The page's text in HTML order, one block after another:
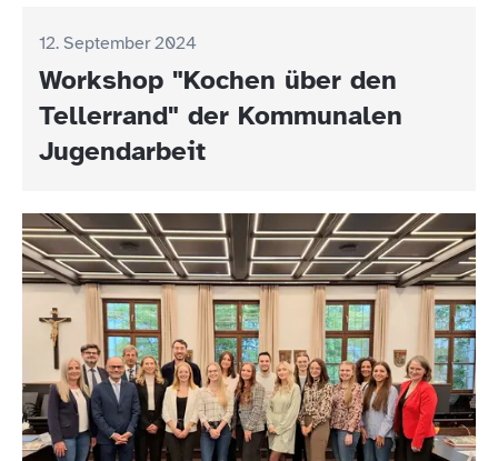
12. September 2024
Workshop "Kochen über den
Tellerrand" der Kommunalen
Jugendarbeit